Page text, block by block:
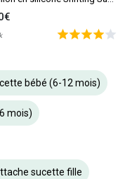
bébé (6-12 mois)
mois)
sucette fille